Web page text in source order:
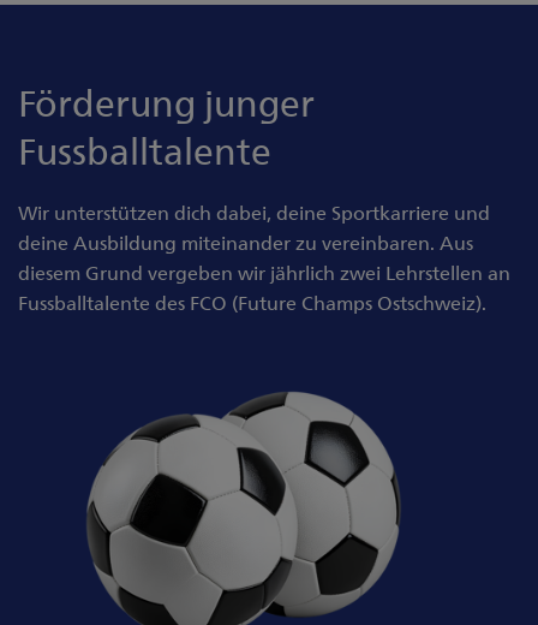
Förderung junger
Fussballtalente
Wir unterstützen dich dabei, deine Sportkarriere und
deine Ausbildung miteinander zu vereinbaren. Aus
diesem Grund vergeben wir jährlich zwei Lehrstellen an
Fussballtalente des FCO (Future Champs Ostschweiz).